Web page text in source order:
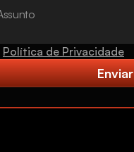
Política de Privacidade
Enviar